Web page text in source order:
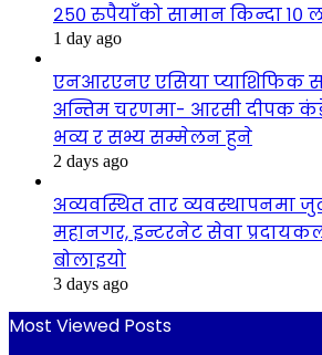
२५० रुपैयाँको सामान किन्दा १०
1 day ago
एनआरएनए एसिया प्याशिफिक
अन्तिम चरणमा- आरसी दीपक
भव्य र सभ्य सम्मेलन हुने
2 days ago
अव्यवस्थित तार व्यवस्थापनमा
महानगर, इन्टरनेट सेवा
बोलाइयो
3 days ago
Most Viewed Posts